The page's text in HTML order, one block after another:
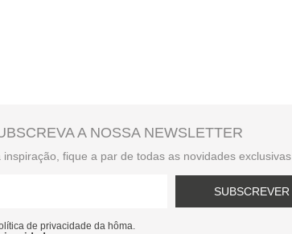
A NOSSA NEWSLETTER
inspiração, fique a par de todas as novidades exclusivas
SUBSCREVER
de privacidade da hôma.